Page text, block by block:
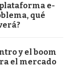
plataforma e-
qué
y el boom
el mercado